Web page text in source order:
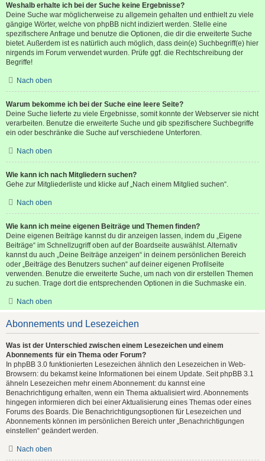
Weshalb erhalte ich bei der Suche keine Ergebnisse?
Deine Suche war möglicherweise zu allgemein gehalten und enthielt zu viele
gängige Wörter, welche von phpBB nicht indiziert werden. Stelle eine
spezifischere Anfrage und benutze die Optionen, die dir die erweiterte Suche
bietet. Außerdem ist es natürlich auch möglich, dass dein(e) Suchbegriff(e) hier
nirgends im Forum verwendet wurden. Prüfe ggf. die Rechtschreibung der
Begriffe!
Nach oben
Warum bekomme ich bei der Suche eine leere Seite?
Deine Suche lieferte zu viele Ergebnisse, somit konnte der Webserver sie nicht
verarbeiten. Benutze die erweiterte Suche und gib spezifischere Suchbegriffe
ein oder beschränke die Suche auf verschiedene Unterforen.
Nach oben
Wie kann ich nach Mitgliedern suchen?
Gehe zur Mitgliederliste und klicke auf „Nach einem Mitglied suchen“.
Nach oben
Wie kann ich meine eigenen Beiträge und Themen finden?
Deine eigenen Beiträge kannst du dir anzeigen lassen, indem du „Eigene
Beiträge“ im Schnellzugriff oben auf der Boardseite auswählst. Alternativ
kannst du auch „Deine Beiträge anzeigen“ in deinem persönlichen Bereich
oder „Beiträge des Benutzers suchen“ auf deiner eigenen Profilseite
verwenden. Benutze die erweiterte Suche, um nach von dir erstellen Themen
zu suchen. Trage dort die entsprechenden Optionen in die Suchmaske ein.
Nach oben
Abonnements und Lesezeichen
Was ist der Unterschied zwischen einem Lesezeichen und einem
Abonnements für ein Thema oder Forum?
In phpBB 3.0 funktionierten Lesezeichen ähnlich den Lesezeichen in Web-
Browsern: du bekamst keine Informationen bei einem Update. Seit phpBB 3.1
ähneln Lesezeichen mehr einem Abonnement: du kannst eine
Benachrichtigung erhalten, wenn ein Thema aktualisiert wird. Abonnements
hingegen informieren dich bei einer Aktualisierung eines Themas oder eines
Forums des Boards. Die Benachrichtigungsoptionen für Lesezeichen und
Abonnements können im persönlichen Bereich unter „Benachrichtigungen
einstellen“ geändert werden.
Nach oben